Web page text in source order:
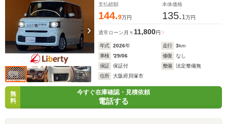
支払総額
144.9万円
本体価格
135. 1万円
通常ローン 月々11,800円
年式 2026年 走行 3km
車検
'29/06 修復
なし
保証
保証付 整備
法定整備無
住所
大阪府貝塚市
無
料
今すぐ在庫確認・見積依頼
電話する